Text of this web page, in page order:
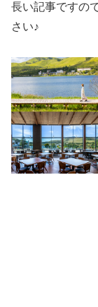
長い記事ですの
さい♪